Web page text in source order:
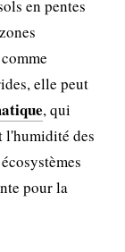
en pentes
elle peut
, qui
l'humidité des
pour la